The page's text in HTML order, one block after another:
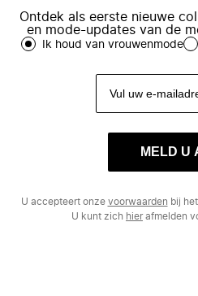
Ontdek als eerste nieuwe
en mode-updates van de
Ik houd van vrouwenmode
MELD U
U accepteert onze voorwaarden bij
U kunt zich hierafmelden